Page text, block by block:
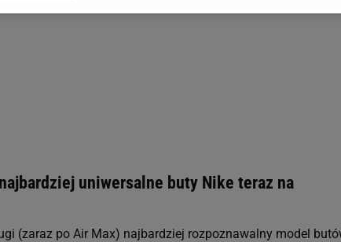
uniwersalne buty Nike teraz na
(zaraz po Air Max) najbardziej rozpoznawalny model